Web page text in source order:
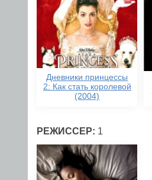
Дневники принцессы
2: Как стать королевой
(2004)
РЕЖИССЕР: 1